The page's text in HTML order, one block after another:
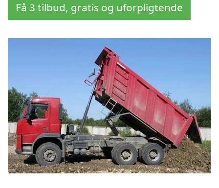
Få 3 tilbud, gratis og uforpligtende